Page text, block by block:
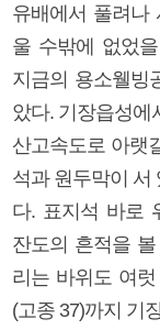
유배에서 풀려나
울 수밖에 없었
지금의 용소웰빙
았다. 기장읍성에
산고속도로 아랫
석과 원두막이 서
다. 표지석 바로
잔도의 흔적을
리는 바위도 여
(고종 37)까지 기